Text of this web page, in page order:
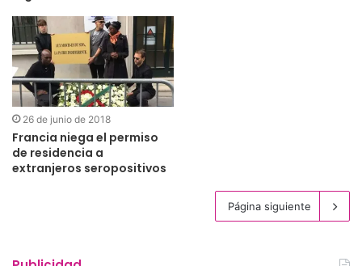
26 de junio de 2018
Francia niega el permiso
de residencia a
extranjeros seropositivos
Página siguiente